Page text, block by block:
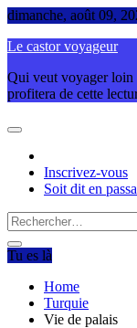
Skip
content
dimanche, août 09,
Le castor voyageur
Qui veut voyager loin
profitera de cette
Inscrivez-vous
Soit dit en
Rechercher :
Tu es là
Home
Turquie
Vie de palais